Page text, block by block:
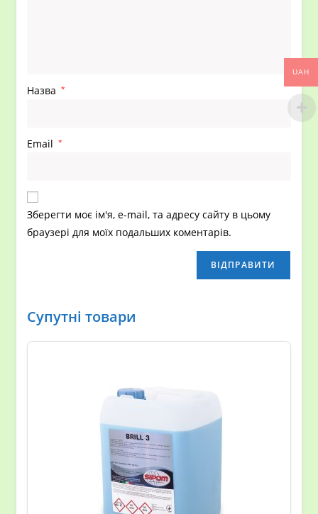
Назва *
Email *
Зберегти моє ім'я, e-mail, та адресу сайту в цьому
браузері для моїх подальших коментарів.
Супутні товари
UAH